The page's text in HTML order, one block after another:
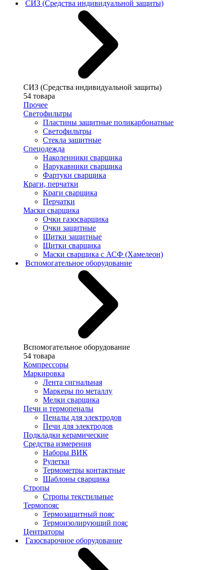
СИЗ (Средства индивидуальной защиты)
СИЗ (Средства индивидуальной защиты)
54 товара
Прочее
Светофильтры
Пластины защитные поликарбонатные
Светофильтры
Стекла защитные
Спецодежда
Наколенники сварщика
Нарукавники сварщика
Фартуки сварщика
Краги, перчатки
Краги сварщика
Перчатки
Маски сварщика
Очки газосварщика
Очки защитные
Щитки защитные
Щитки сварщика
Маски сварщика с АСФ (Хамелеон)
Вспомогательное оборудование
Вспомогательное оборудование
54 товара
Компрессоры
Маркировка
Лента сигнальная
Маркеры по металлу
Мелки сварщика
Печи и термопеналы
Пеналы для электродов
Печи для электродов
Подкладки керамические
Средства измерения
Наборы ВИК
Рулетки
Термометры контактные
Шаблоны сварщика
Стропы
Стропы текстильные
Термопояс
Термозащитный пояс
Термоизолирующий пояс
Центраторы
Газосварочное оборудование